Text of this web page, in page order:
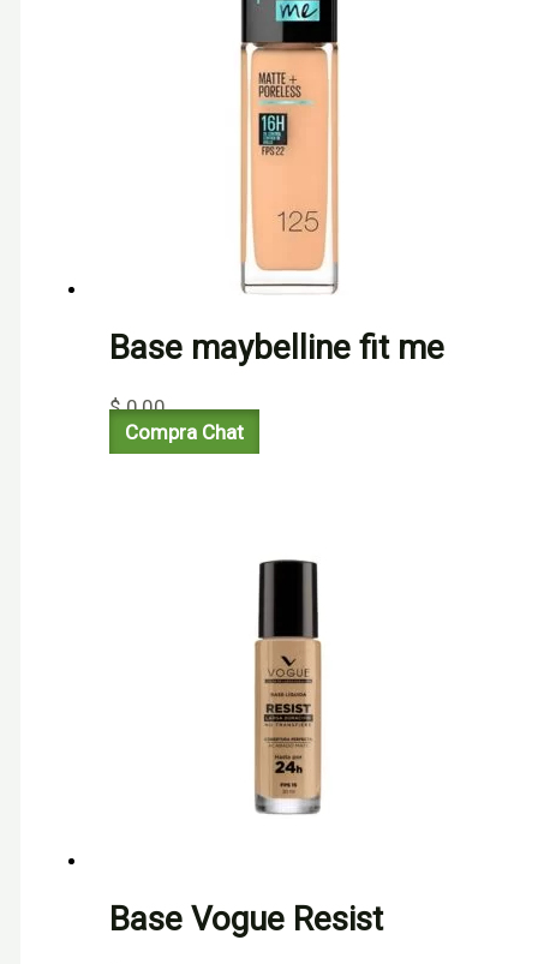
Base maybelline fit me
$0,00
Compra Chat
Base Vogue Resist